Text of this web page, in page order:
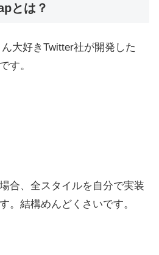
とは？
大好きTwitter社が開発した
す。
合、全スタイルを自分で実装
。結構めんどくさいです。